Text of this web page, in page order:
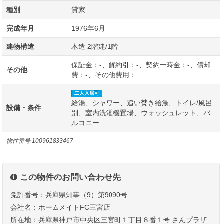
物件番号100961833467
種別 貸家
完成年月 1976年6月
建物構造 木造 2階建/1階
その他
保証金：-、解約引：-、契約一時金：-、償却
費：-、その他費用：
設備・条件
二人入居可
給湯、シャワー、追い焚き給湯、トイレ/風呂
別、室内洗濯機置場、ウォッシュレット、バ
ルコニー
この物件のお問い合わせ先
免許番号：兵庫県知事（9）第9090号
会社名：ホームメイトFC三宮店
所在地：兵庫県神戸市中央区三宮町１丁目８番１号 さんプラザ